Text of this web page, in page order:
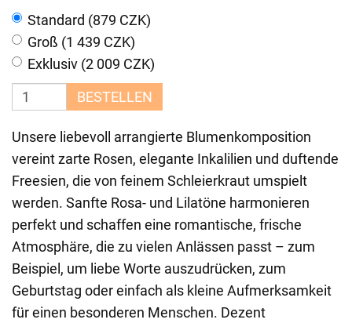
Standard (879 CZK)
Groß (1 439 CZK)
Exklusiv (2 009 CZK)
BESTELLEN
Unsere liebevoll arrangierte Blumenkomposition
vereint zarte Rosen, elegante Inkalilien und duftende
Freesien, die von feinem Schleierkraut umspielt
werden. Sanfte Rosa- und Lilatöne harmonieren
perfekt und schaffen eine romantische, frische
Atmosphäre, die zu vielen Anlässen passt – zum
Beispiel, um liebe Worte auszudrücken, zum
Geburtstag oder einfach als kleine Aufmerksamkeit
für einen besonderen Menschen. Dezent